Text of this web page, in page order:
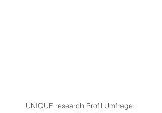
UNIQUE research Profil Umfrage: